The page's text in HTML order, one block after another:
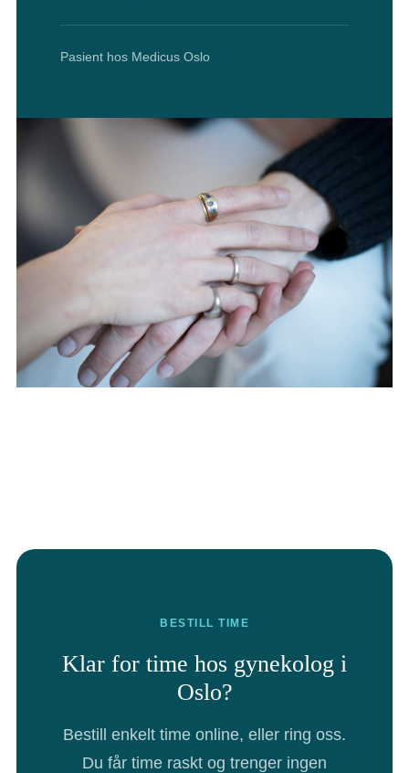
Pasient hos Medicus Oslo
BESTILL TIME
Klar for time hos gynekolog i
Oslo?
Bestill enkelt time online, eller ring oss.
Du får time raskt og trenger ingen